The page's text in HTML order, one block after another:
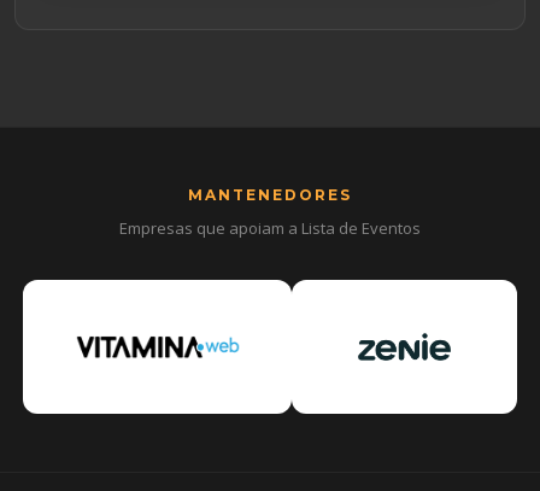
MANTENEDORES
Empresas que apoiam a Lista de Eventos